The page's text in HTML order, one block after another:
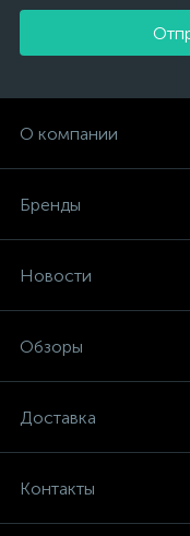
О компании
Бренды
Новости
Обзоры
Доставка
Контакты